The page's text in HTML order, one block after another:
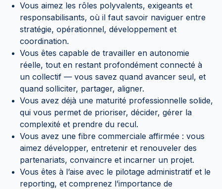
Vous aimez les rôles polyvalents, exigeants et
responsabilisants, où il faut savoir naviguer entre
stratégie, opérationnel, développement et
coordination.
Vous êtes capable de travailler en autonomie
réelle, tout en restant profondément connecté à
un collectif — vous savez quand avancer seul, et
quand solliciter, partager, aligner.
Vous avez déjà une maturité professionnelle solide,
qui vous permet de prioriser, décider, gérer la
complexité et prendre du recul.
Vous avez une fibre commerciale affirmée : vous
aimez développer, entretenir et renouveler des
partenariats, convaincre et incarner un projet.
Vous êtes à l’aise avec le pilotage administratif et le
reporting, et comprenez l’importance de